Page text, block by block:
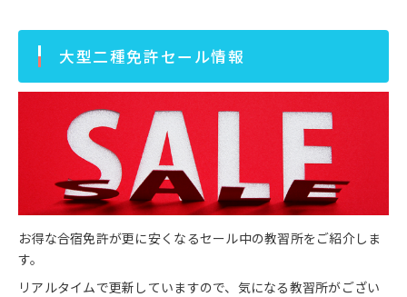
大型二種免許セール情報
お得な合宿免許が更に安くなるセール中の教習所をご紹介しま
す。
リアルタイムで更新していますので、気になる教習所がござい